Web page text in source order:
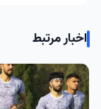
اخبار مرتبط